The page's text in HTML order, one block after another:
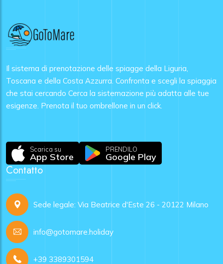
Il sistema di prenotazione delle spiagge della Liguria,
Toscana e della Costa Azzurra. Confronta e scegli la spiaggia
che stai cercando Cerca la sistemazione più adatta alle tue
esigenze. Prenota il tuo ombrellone in un click.
Scarica su
App Store
PRENDILO
Google Play
Contatto
Sede legale: Via Beatrice d'Este 26 - 20122 Milano
info@gotomare.holiday
+39 3389301594